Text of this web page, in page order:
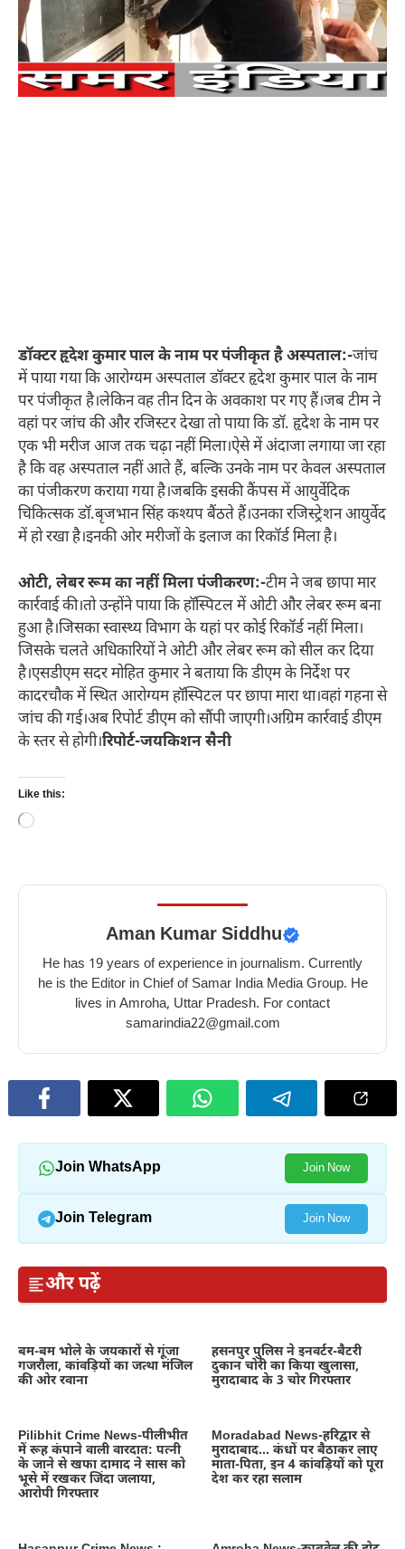
डॉक्टर हृदेश कुमार पाल के नाम पर पंजीकृत है अस्पताल:-जांच
में पाया गया कि आरोग्यम अस्पताल डॉक्टर हृदेश कुमार पाल के नाम
पर पंजीकृत है।लेकिन वह तीन दिन के अवकाश पर गए हैं।जब टीम ने
वहां पर जांच की और रजिस्टर देखा तो पाया कि डॉ. हृदेश के नाम पर
एक भी मरीज आज तक चढ़ा नहीं मिला।ऐसे में अंदाजा लगाया जा रहा
है कि वह अस्पताल नहीं आते हैं, बल्कि उनके नाम पर केवल अस्पताल
का पंजीकरण कराया गया है।जबकि इसकी कैंपस में आयुर्वेदिक
चिकित्सक डॉ.बृजभान सिंह कश्यप बैंठते हैं।उनका रजिस्ट्रेशन आयुर्वेद
में हो रखा है।इनकी ओर मरीजों के इलाज का रिकॉर्ड मिला है।
ओटी, लेबर रूम का नहीं मिला पंजीकरण:-टीम ने जब छापा मार
कार्रवाई की।तो उन्होंने पाया कि हॉस्पिटल में ओटी और लेबर रूम बना
हुआ है।जिसका स्वास्थ्य विभाग के यहां पर कोई रिकॉर्ड नहीं मिला।
जिसके चलते अधिकारियों ने ओटी और लेबर रूम को सील कर दिया
है।एसडीएम सदर मोहित कुमार ने बताया कि डीएम के निर्देश पर
कादरचौक में स्थित आरोग्यम हॉस्पिटल पर छापा मारा था।वहां गहना से
जांच की गई।अब रिपोर्ट डीएम को सौंपी जाएगी।अग्रिम कार्रवाई डीएम
के स्तर से होगी।रिपोर्ट-जयकिशन सैनी
Like this:
Loading…
Aman Kumar Siddhu
He has 19 years of experience in journalism. Currently
he is the Editor in Chief of Samar India Media Group. He
lives in Amroha, Uttar Pradesh. For contact
samarindia22@gmail.com
Join WhatsApp Join Now
Join Telegram Join Now
और पढ़ें
बम-बम भोले के जयकारों से गूंजा
गजरौला, कांवड़ियों का जत्था मंजिल
की ओर रवाना
हसनपुर पुलिस ने इनवर्टर-बैटरी
दुकान चोरी का किया खुलासा,
मुरादाबाद के 3 चोर गिरफ्तार
Pilibhit Crime News-पीलीभीत
में रूह कंपाने वाली वारदात: पत्नी
के जाने से खफा दामाद ने सास को
भूसे में रखकर जिंदा जलाया,
आरोपी गिरफ्तार
Moradabad News-हरिद्वार से
मुरादाबाद… कंधों पर बैठाकर लाए
माता-पिता, इन 4 कांवड़ियों को पूरा
देश कर रहा सलाम